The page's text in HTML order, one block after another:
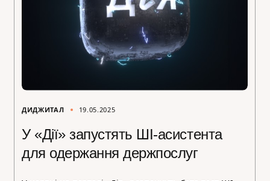
ДИДЖИТАЛ 19.05.2025
У «Дії» запустять ШІ-асистента
для одержання держпослуг